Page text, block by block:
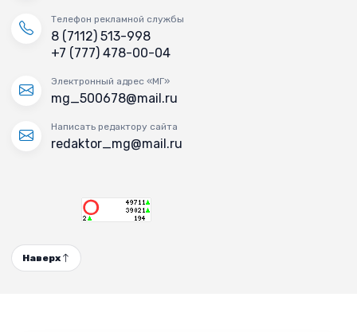
Телефон рекламной службы
8 (7112) 513-998
+7 (777) 478-00-04
Электронный адрес «МГ»
mg_500678@mail.ru
Написать редактору сайта
redaktor_mg@mail.ru
Наверх